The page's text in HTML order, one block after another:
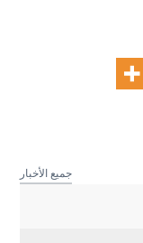
جميع الأخبار